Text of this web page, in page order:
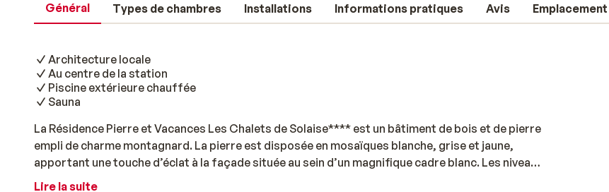
Général Types de chambres Installations Informations pratiques Avis Emplacement
Architecture locale
Au centre de la station
Piscine extérieure chauffée
Sauna
La Résidence Pierre et Vacances Les Chalets de Solaise**** est un bâtiment de bois et de pierre
empli de charme montagnard. La pierre est disposée en mosaïques blanche, grise et jaune,
apportant une touche d’éclat à la façade située au sein d’un magnifique cadre blanc. Les niveaux
supérieurs et ses balustrades de bois respectent le style architectural savoyard. À l’extérieur,
Lire la suite